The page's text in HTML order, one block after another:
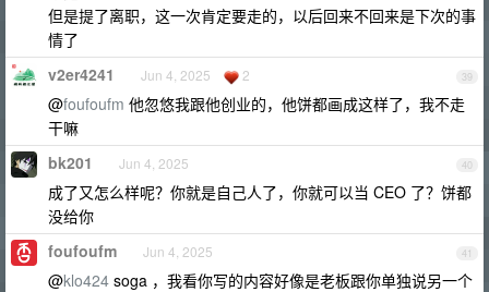
但是提了离职，这一次肯定要走的，以后回来不回来是下次的事
情了
39
v2er4241 Jun 4, 2025 2
@foufoufm 他忽悠我跟他创业的，他饼都画成这样了，我不走
干嘛
40
bk201 Jun 4, 2025
成了又怎么样呢？你就是自己人了，你就可以当 CEO 了？饼都
没给你
41
foufoufm Jun 4, 2025
@klo424 soga ，我看你写的内容好像是老板跟你单独说另一个